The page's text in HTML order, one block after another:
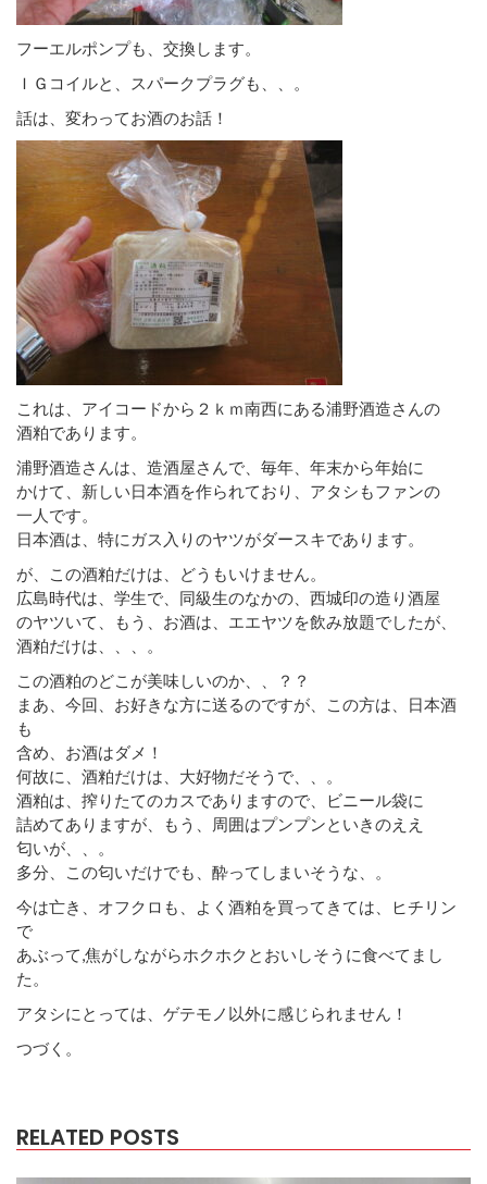
フーエルポンプも、交換します。
ＩＧコイルと、スパークプラグも、、。
話は、変わってお酒のお話！
これは、アイコードから２ｋｍ南西にある浦野酒造さんの
酒粕であります。
浦野酒造さんは、造酒屋さんで、毎年、年末から年始に
かけて、新しい日本酒を作られており、アタシもファンの
一人です。
日本酒は、特にガス入りのヤツがダースキであります。
が、この酒粕だけは、どうもいけません。
広島時代は、学生で、同級生のなかの、西城印の造り酒屋
のヤツいて、もう、お酒は、エエヤツを飲み放題でしたが、
酒粕だけは、、、。
この酒粕のどこが美味しいのか、、？？
まあ、今回、お好きな方に送るのですが、この方は、日本酒
も
含め、お酒はダメ！
何故に、酒粕だけは、大好物だそうで、、。
酒粕は、搾りたてのカスでありますので、ビニール袋に
詰めてありますが、もう、周囲はプンプンといきのええ
匂いが、、。
多分、この匂いだけでも、酔ってしまいそうな、。
今は亡き、オフクロも、よく酒粕を買ってきては、ヒチリン
で
あぶって,焦がしながらホクホクとおいしそうに食べてまし
た。
アタシにとっては、ゲテモノ以外に感じられません！
つづく。
RELATED POSTS